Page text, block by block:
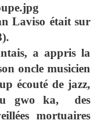
Laviso était sur
a appris la
oncle musicien
écouté de jazz,
gwo ka, des
mortuaires